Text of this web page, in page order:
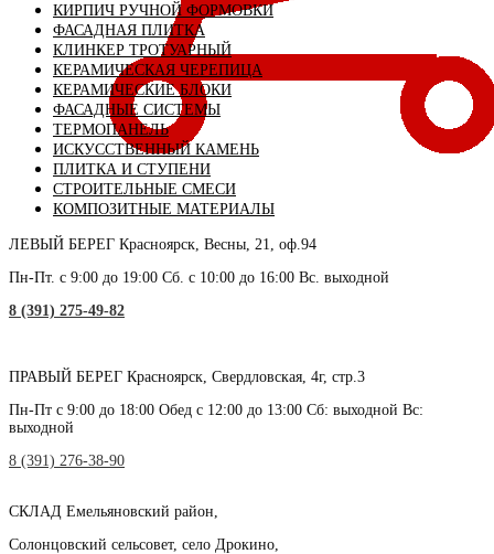
СКЛАД село Дрокино, ул.
КИРПИЧ РУЧНОЙ ФОРМОВКИ
ФАСАДНАЯ ПЛИТКА
КЛИНКЕР ТРОТУАРНЫЙ
КЕРАМИЧЕСКАЯ ЧЕРЕПИЦА
КЕРАМИЧЕСКИЕ БЛОКИ
ФАСАДНЫЕ СИСТЕМЫ
ТЕРМОПАНЕЛЬ
ИСКУССТВЕННЫЙ КАМЕНЬ
ПЛИТКА И СТУПЕНИ
СТРОИТЕЛЬНЫЕ СМЕСИ
КОМПОЗИТНЫЕ МАТЕРИАЛЫ
ЛЕВЫЙ БЕРЕГ Красноярск, Весны, 21, оф.94
Пн-Пт. с 9:00 до 19:00 Сб. с 10:00 до 16:00 Вс. выходной
8 (391) 275-49-82
ПРАВЫЙ БЕРЕГ Красноярск, Свердловская, 4г, стр.3
Пн-Пт с 9:00 до 18:00 Обед с 12:00 до 13:00 Сб: выходной Вс:
выходной
8 (391) 276-38-90
СКЛАД Емельяновский район,
Солонцовский сельсовет, село Дрокино,